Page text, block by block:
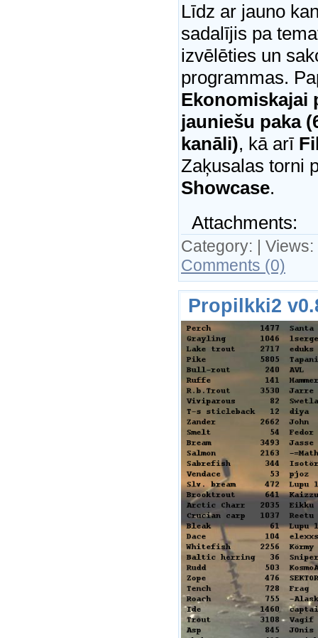
Līdz ar jauno
sadalījis pa
izvēlēties un
programmas.
Ekonomiskajai
jauniešu paka
kanāli), kā arī
Zaķusalas torni
Showcase.
Attachments:
Category: |
Comments (0)
Propilkki2